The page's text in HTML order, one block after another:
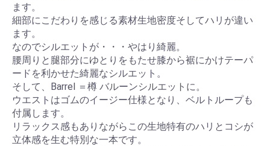
ます。
細部にこだわりを感じる素材生地密度そしてハリが違い
ます。
なのでシルエットが・・・やはり綺麗。
腰周りと腿部分にゆとりをもたせ膝から裾にかけテーパ
ードを利かせた綺麗なシルエット。
そして、Barrel ＝樽 バルーンシルエットに。
ウエストはゴムのイージー仕様となり、ベルトループも
付属します。
リラックス感もありながらこの生地特有のハリとコシが
立体感を生む特別な一本です。